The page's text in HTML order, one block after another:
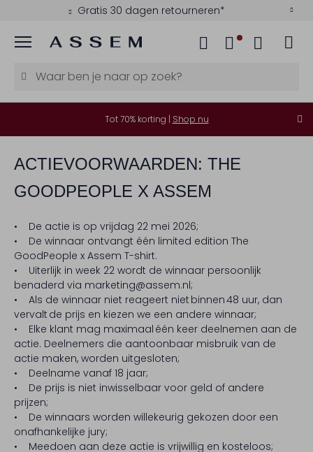
Gratis 30 dagen retourneren*
Menu
Tot 70% korting | Shop nu
ACTIEVOORWAARDEN: THE
GOODPEOPLE X ASSEM
• De actie is op vrijdag 22 mei 2026;
• De winnaar ontvangt één limited edition The
GoodPeople x Assem T-shirt.
• Uiterlijk in week 22 wordt de winnaar persoonlijk
benaderd via marketing@assem.nl;
• Als de winnaar niet reageert niet binnen 48 uur, dan
vervalt de prijs en kiezen we een andere winnaar;
• Elke klant mag maximaal één keer deelnemen aan de
actie. Deelnemers die aantoonbaar misbruik van de
actie maken, worden uitgesloten;
• Deelname vanaf 18 jaar;
• De prijs is niet inwisselbaar voor geld of andere
prijzen;
• De winnaars worden willekeurig gekozen door een
onafhankelijke jury;
• Meedoen aan deze actie is vrijwillig en kosteloos;